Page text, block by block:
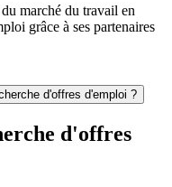
marché du travail en
grâce à ses partenaires
d'offres d'emploi ?
d'offres